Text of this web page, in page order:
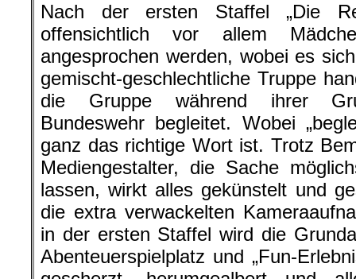
Nach der ersten Staffel „Die
offensichtlich vor allem
angesprochen werden, wobei es
gemischt-geschlechtliche Truppe
die Gruppe während ihrer
Bundeswehr begleitet. Wobei
ganz das richtige Wort ist. Trotz
Mediengestalter, die Sache
lassen, wirkt alles gekünstelt und
die extra verwackelten
in der ersten Staffel wird die
Abenteuerspielplatz und „Fun-